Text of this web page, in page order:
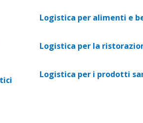
Logistica per alimenti e
Logistica per la
Logistica per i prodotti